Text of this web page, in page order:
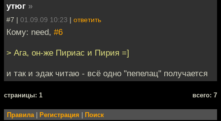
утюг »
#7 | 01.09.09 10:23 | ответить
Кому: need, #6
> Ага, он-же Пириас и Пирия =]
и так и эдак читаю - всё одно "пепелац" получается
cтраницы: 1 всего: 7
Правила| Регистрация Поиск